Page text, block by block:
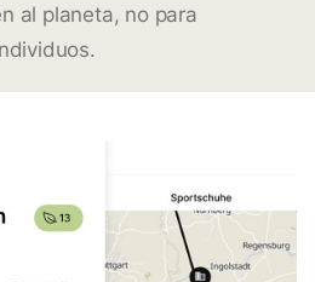
al planeta, no para